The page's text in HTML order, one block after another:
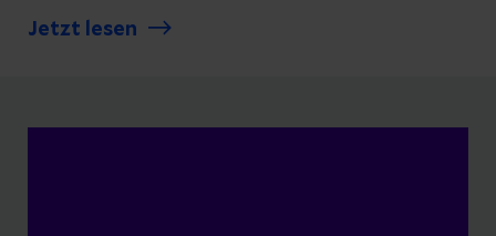
Expert:innen erklären, woran Sie einen
sollten.
Jetzt lesen